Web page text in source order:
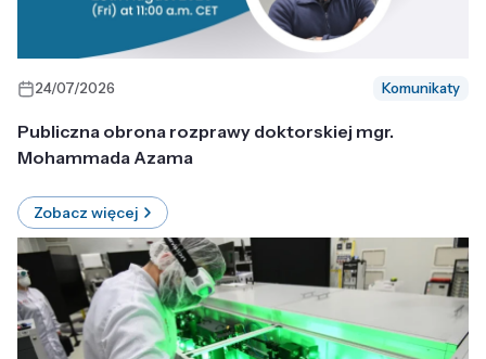
24/07/2026 Komunikaty
Publiczna obrona rozprawy doktorskiej mgr.
Mohammada Azama
Zobacz więcej